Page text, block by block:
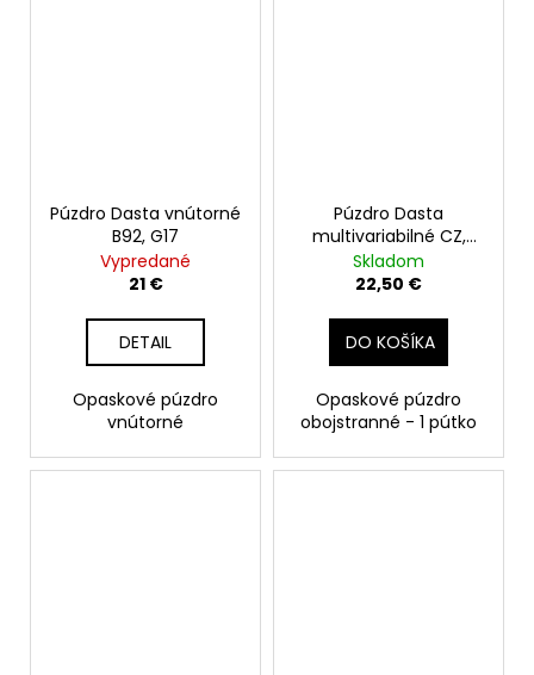
Púzdro Dasta vnútorné
B92, G17
Vypredané
21 €
DETAIL
Opaskové púzdro
vnútorné
Púzdro Dasta
multivariabilné CZ,
GLOCK, SIG Beretta,
Colt
Skladom
22,50 €
DO KOŠÍKA
Opaskové púzdro
obojstranné - 1 pútko